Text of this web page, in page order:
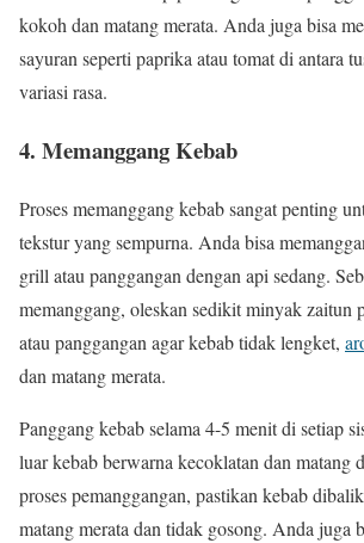
kokoh dan matang merata. Anda juga bisa
sayuran seperti paprika atau tomat di antara
variasi rasa.
4. Memanggang Kebab
Proses memanggang kebab sangat penting
tekstur yang sempurna. Anda bisa
grill atau panggangan dengan api sedang.
memanggang, oleskan sedikit minyak zaitun
atau panggangan agar kebab tidak lengket,
dan matang merata.
Panggang kebab selama 4-5 menit di setiap
luar kebab berwarna kecoklatan dan matang
proses pemanggangan, pastikan kebab
matang merata dan tidak gosong. Anda juga